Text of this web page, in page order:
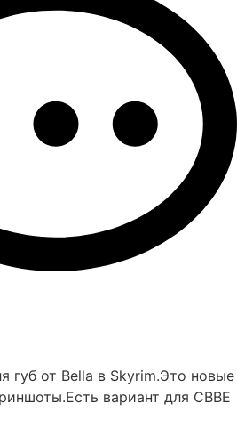
губ от Bella в Skyrim.Это новые
вариант для CBBE